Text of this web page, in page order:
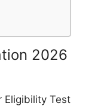
2026
Eligibility Test